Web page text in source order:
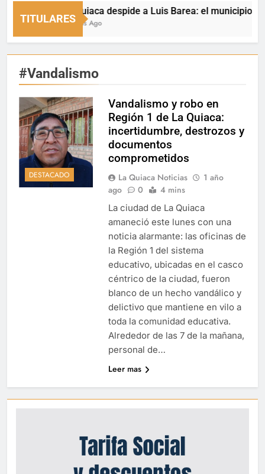
TITULARES
La Quiaca despide a Luis Barea: el municipio
2 Horas Ago
#Vandalismo
DESTACADO
Vandalismo y robo en
Región 1 de La Quiaca:
incertidumbre, destrozos y
documentos
comprometidos
La Quiaca Noticias
1 año
ago
0 4 mins
La ciudad de La Quiaca
amaneció este lunes con una
noticia alarmante: las oficinas de
la Región 1 del sistema
educativo, ubicadas en el casco
céntrico de la ciudad, fueron
blanco de un hecho vandálico y
delictivo que mantiene en vilo a
toda la comunidad educativa.
Alrededor de las 7 de la mañana,
personal de…
Leer mas